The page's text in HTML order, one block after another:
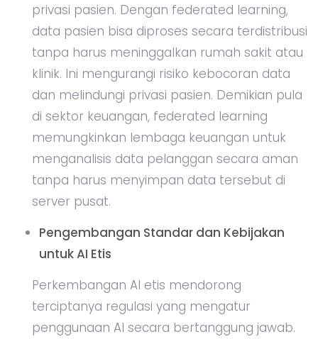
privasi pasien. Dengan federated learning,
data pasien bisa diproses secara terdistribusi
tanpa harus meninggalkan rumah sakit atau
klinik. Ini mengurangi risiko kebocoran data
dan melindungi privasi pasien. Demikian pula
di sektor keuangan, federated learning
memungkinkan lembaga keuangan untuk
menganalisis data pelanggan secara aman
tanpa harus menyimpan data tersebut di
server pusat.
Pengembangan Standar dan Kebijakan
untuk AI Etis
Perkembangan AI etis mendorong
terciptanya regulasi yang mengatur
penggunaan AI secara bertanggung jawab.